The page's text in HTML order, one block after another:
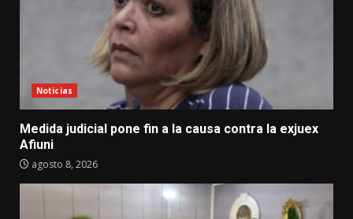
Noticias
Medida judicial pone fin a la causa contra la exjuex
Afiuni
agosto 8, 2026